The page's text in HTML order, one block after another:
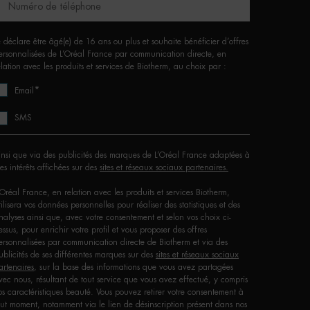
Numéro de téléphone
déclare être âgé(e) de 16 ans ou plus et souhaite bénéficier d’offres
de L’Oréal France par communication directe, en
avec les produits et services de Biotherm, au choix par :
Email *
SMS
que via des publicités des marques de L’Oréal France adaptées à
intérêts affichées sur des sites et réseaux sociaux partenaires.
France, en relation avec les produits et services Biotherm,
vos données personnelles pour réaliser des statistiques et des
ainsi que, avec votre consentement et selon vos choix ci-
pour enrichir votre profil et vous proposer des offres
par communication directe de Biotherm et via des
de ses différentes marques sur des sites et réseaux sociaux
, sur la base des informations que vous avez partagées
nous, résultant de tout service que vous avez effectué, y compris
caractéristiques beauté. Vous pouvez retirer votre consentement à
moment, notamment via le lien de désinscription présent dans nos